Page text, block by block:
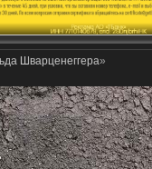
Шварценеггера»